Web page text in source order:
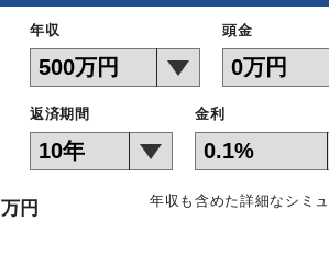
年収 頭金
返済期間 金利
万円 年収も含めた詳細なシミ